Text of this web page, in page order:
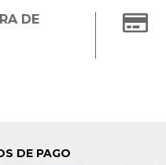
DE
DE PAGO